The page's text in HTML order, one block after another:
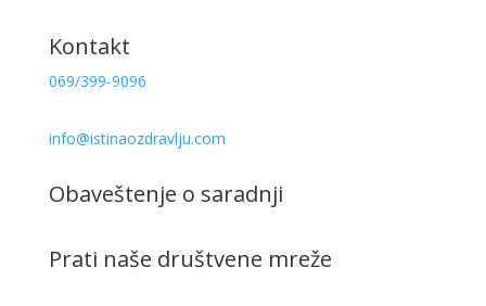
Kontakt
069/399-9096
info@istinaozdravlju.com
Obaveštenje o saradnji
Prati naše društvene mreže